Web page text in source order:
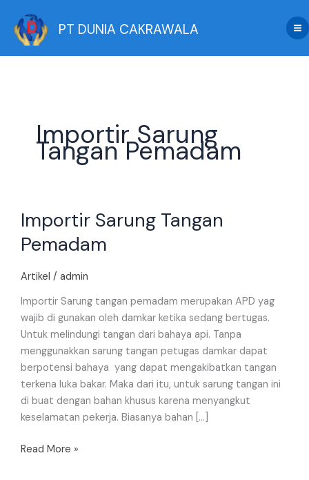
content
PT DUNIA CAKRAWALA
Importir Sarung
Tangan Pemadam
Importir Sarung Tangan
Pemadam
Artikel / admin
Importir Sarung tangan pemadam merupakan APD yag
wajib di gunakan oleh damkar ketika sedang bertugas.
Untuk melindungi tangan dari bahaya api. Tanpa
menggunakkan sarung tangan petugas damkar dapat
berpotensi bahaya yang dapat mengakibatkan tangan
terkena luka bakar. Maka dari itu, untuk sarung tangan ini
di buat dengan bahan khusus karena menyangkut
keselamatan pekerja. Biasanya bahan […]
Sarung
Tangan
Pemadam
Read More »